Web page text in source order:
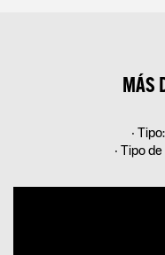
MÁS
•
• Tipo